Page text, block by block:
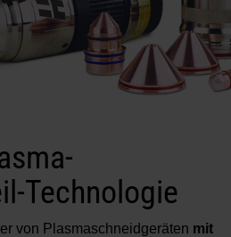
Technologie
von Plasmaschneidgeräten mit